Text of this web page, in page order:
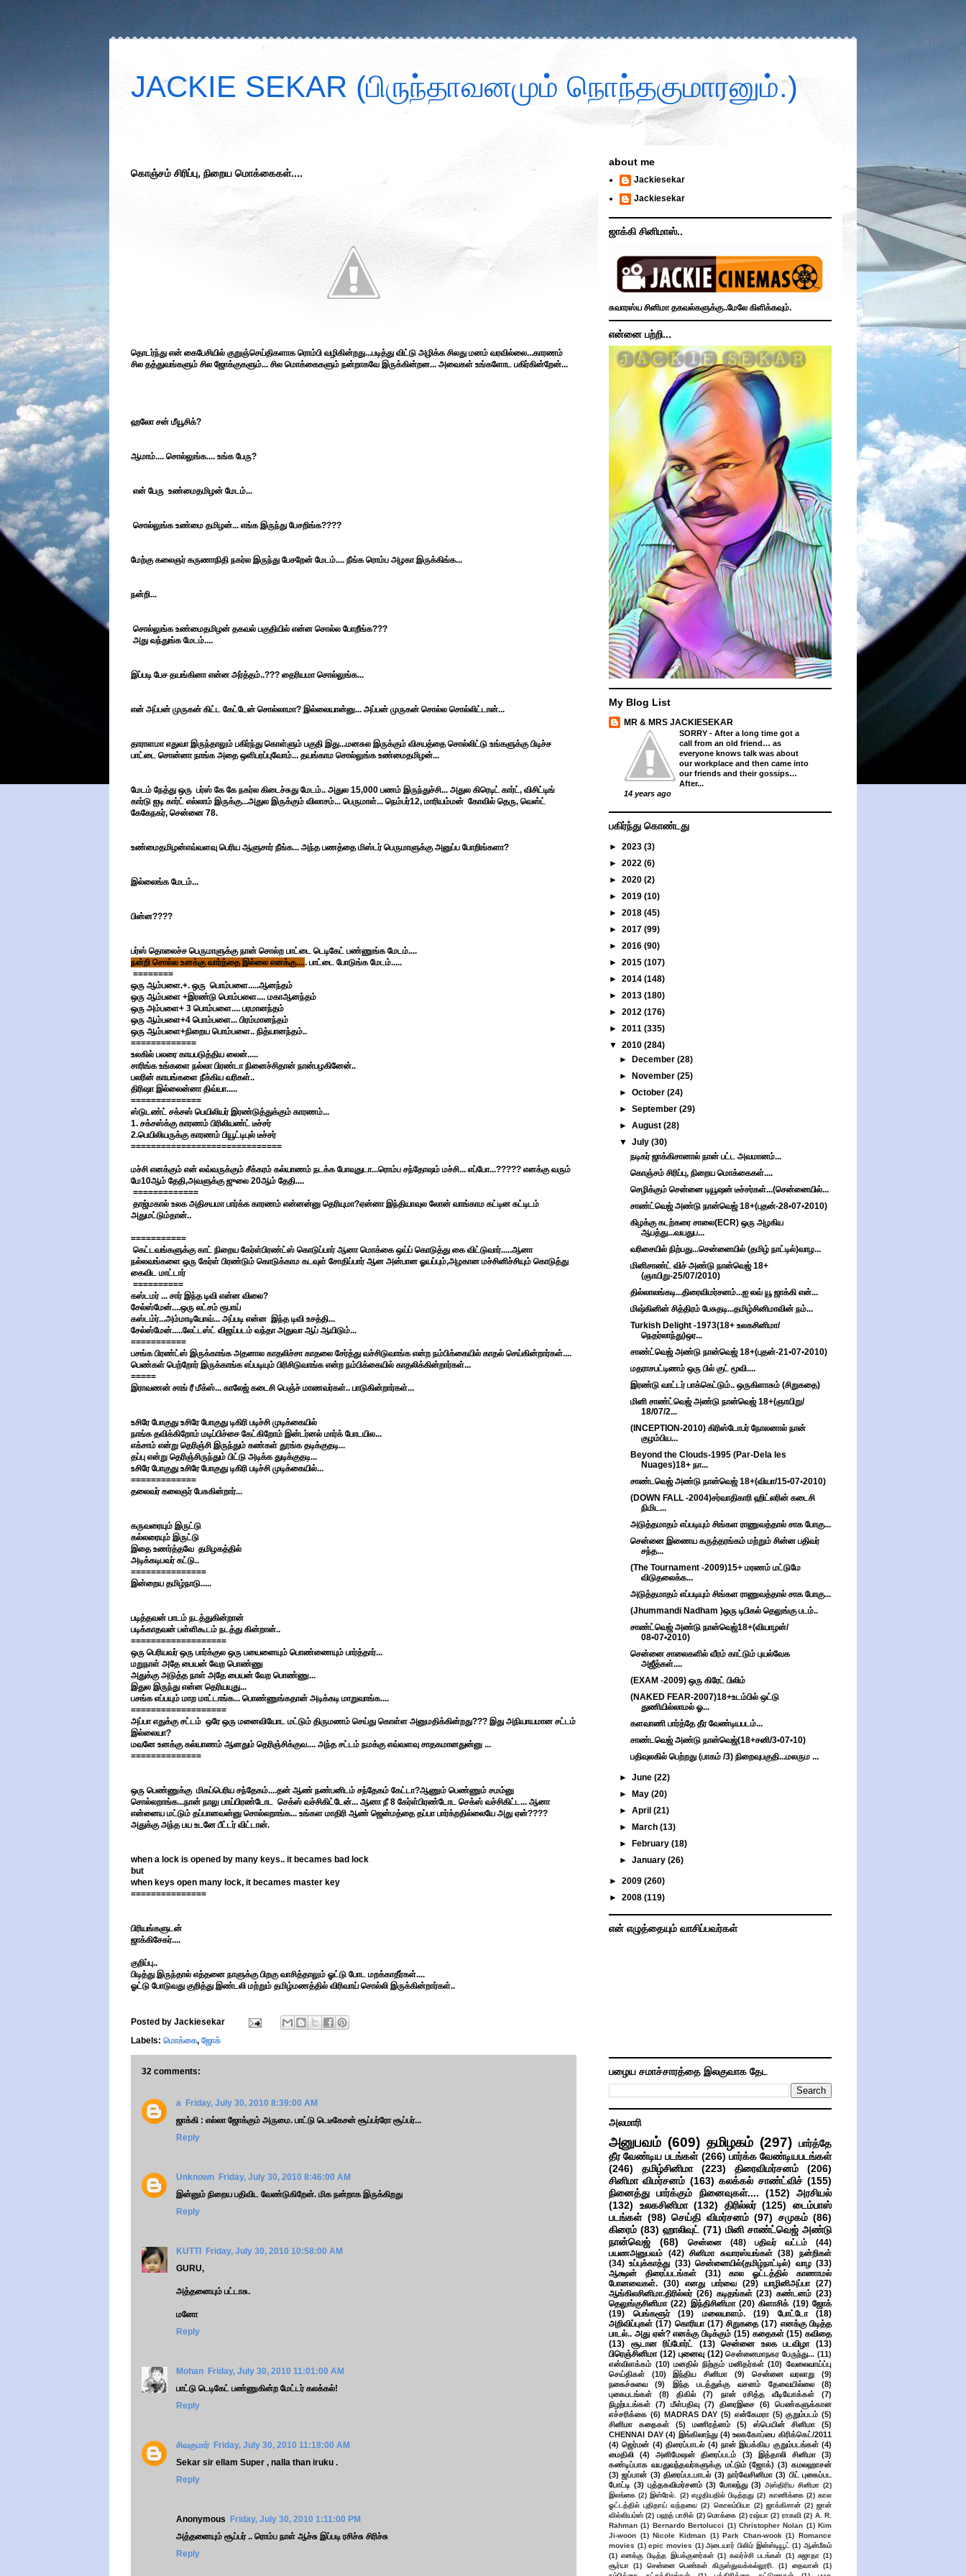
JACKIE SEKAR (பிருந்தாவனமும் நொந்தகுமாரனும்.)
கொஞ்சம் சிரிப்பு, நிறைய மொக்கைகள்....
தொடர்ந்து என் கைபேசியில் குறுஞ்செய்திகளாக ரொம்பி வழிகின்றது...படித்து விட்டு அழிக்க சிலது மனம் வரவில்லை...காரணம்
சில தத்துவங்களும் சில ஜோக்குகளும்... சில மொக்கைகளும் நன்றாகவே இருக்கின்றன... அவைகள் உங்களோட பகிர்கின்றேன்...
ஹலோ சன் மீயூசிக்?
ஆமாம்.... சொல்லுங்க.... உங்க பேரு?
என் பேரு உண்மைதமிழன் மேடம்...
சொல்லுங்க உண்மை தமிழன்... எங்க இருந்து பேசறிங்க????
மேற்கு கலைஞர் கருணாநிதி நகர்ல இருந்து பேசறேன் மேடம்.... நீங்க ரொம்ப அழகா இருக்கிங்க...
நன்றி...
சொல்லுங்க உண்மைதமிழன் தகவல் பகுதியில் என்ன சொல்ல போறீங்க???
அது வந்துங்க மேடம்....
இப்படி பேச தயங்கினா என்ன அர்த்தம்..??? தைரியமா சொல்லுங்க...
என் அப்பன் முருகன் கிட்ட கேட்டேன் சொல்லாமா? இல்லையான்னு... அப்பன் முருகன் சொல்ல சொல்லிட்டான்...
தாராளமா எதுவா இருந்தாலும் பகிர்ந்து கொள்ளும் பகுதி இது...மனசுல இருக்கும் விசயத்தை சொல்லிட்டு உங்களுக்கு பிடிச்ச
பாட்டை சொன்னா நாங்க அதை ஒளிபரப்புவோம்... தயங்காம சொல்லுங்க உண்மைதமிழன்...
மேடம் நேத்து ஒரு பர்ஸ் கே கே நகர்ல கிடைச்சுது மேடம்.. அதுல 15,000 பணம் இருந்துச்சி... அதுல கிரெடிட் கார்ட், விசிட்டிங்
கார்டு ஐடி கார்ட் எல்லாம் இருக்கு...அதுல இருக்கும் விலாசம்... பெருமாள்... நெம்பர்12, மாரியம்மன் கோவில் தெரு, வெஸ்ட்
கேகேநகர், சென்னை 78.
உண்மைதமிழன்எவ்வளவு பெரிய ஆளுசார் நீங்க... அந்த பணத்தை மிஸ்டர் பெருமாளுக்கு அனுப்ப போறிங்களா?
இல்லைங்க மேடம்...
பின்ன????
பர்ஸ் தொலைச்ச பெருமாளுக்கு நான் சொல்ற பாட்டை டெடிகேட் பண்ணுங்க மேடம்....
நன்றி சொல்ல உனக்கு வார்த்தை இல்லை எனக்கு..... பாட்டை போடுங்க மேடம்.....
========
ஒரு ஆம்பளை.+. ஒரு பொம்பளை.....ஆனந்தம்
ஒரு ஆம்பளை +இரண்டு பொம்பளை.... மகாஆனந்தம்
ஒரு அம்பளை+ 3 பொம்பளை.... பரமானந்தம்
ஒரு ஆம்பளை+4 பொம்பளை... பிரம்மானந்தம்
ஒரு ஆம்பளை+நிறைய பொம்பளை.. நித்யானந்தம்..
=============
உலகில் பலரை காயபடுத்திய லைன்.....
சாரிங்க உங்களை நல்லா பிரண்டா நினைச்சிதான் நான்பழகினேன்..
பலரின் காயங்களை நீக்கிய வரிகள்..
திரிஷா இல்லைன்னா திவ்யா.....
==============
ஸ்டுடண்ட் சக்சஸ் பெயிலியர் இரண்டுத்துக்கும் காரணம்...
1. சக்சஸ்க்கு காரணம் பிரிலியண்ட் டீச்சர்
2.பெயிலியருக்கு காரணம் பியூட்டிபுல் டீச்சர்
==============================
மச்சி எனக்கும் என் லவ்வருக்கும் சீக்கரம் கல்யாணம் நடக்க போவுதுடா...ரொம்ப சந்தோஷம் மச்சி... எப்போ...????? எனக்கு வரும்
மே10ஆம் தேதி,அவளுக்கு ஜுலை 20ஆம் தேதி....
=============
தாஜ்மகால் உலக அதிசயமா பார்க்க காரணம் என்னன்னு தெரியுமா?ஏன்னா இந்தியாவுல லோன் வாங்காம கட்டின கட்டிடம்
அதுமட்டும்தான்..
===========
கெட்டவங்களுக்கு காட் நிறைய கேர்ள்பிரண்ட்ஸ் கொடுப்பார் ஆனா மொக்கை ஒய்ப் கொடுத்து கை விட்டுவார்.....ஆனா
நல்லவங்களை ஒரு கேர்ள் பிரண்டும் கொடுக்காம கடவுள் சோதிப்பார் ஆன அன்பான ஓயப்பும்,அழகான மச்சினிச்சியும் கொடுத்து
கைவிட மாட்டார்
==========
கஸ்டமர் ... சார் இந்த டிவி என்ன விலை?
சேல்ஸ்மேன்....ஒரு லட்சம் ரூபாய்
கஸ்டம்ர்...அம்மாடியோவ்... அப்படி என்ன இந்த டிவி உசத்தி...
சேல்ஸ்மேன்.....லேட்டஸ்ட் விஜய்படம் வந்தா அதுவா ஆப் ஆயிடும்...
===========
பசங்க பிரண்ட்ஸ் இருக்காங்க அதனால காதலிச்சா காதலை சேர்த்து வச்சிடுவாங்க என்ற நம்பிக்கையில் காதல் செய்கின்றார்கள்....
பெண்கள் பெற்றோர் இருக்காங்க எப்படியும் பிரிசிடுவாங்க என்ற நம்பிக்கையில் காதலிக்கின்றார்கள்...
=====
இராவணன் சாங் ரீ மீக்ஸ்... காலேஜ் கடைசி பெஞ்ச் மாணவர்கள்.. பாடுகின்றார்கள்...
உசிரே போகுது உசிரே போகுது டிகிரி படிச்சி முடிக்கையில்
நாங்க தவிக்கிறோம் மடிப்பிச்சை கேட்கிறோம் இன்டர்னல் மார்க் போடயில...
எக்சாம் என்று தெரிஞ்சி இருந்தும் கண்கள் தூங்க தடிக்குதடி...
தப்பு என்று தெரிஞ்சிருந்தும் பிட்டு அடிக்க துடிக்குதடி...
உசிரே போகுது உசிரே போகுது டிகிரி படிச்சி முடிக்கையில்...
=============
தலைவர் கலைஞர் பேசுகின்றார்...
கருவரையும் இருட்டு
கல்லரையும் இருட்டு
இதை உணர்த்தவே தமிழகத்தில்
அடிக்கடிபவர் கட்டு..
===============
இன்றைய தமிழ்நாடு.....
படித்தவன் பாடம் நடத்துகின்றான்
படிக்காதவன் பள்ளிகூடம் நடத்து கின்றான்..
===================
ஒரு பெரியவர் ஒரு பார்க்குல ஒரு பயைனையும் பொண்ணையும் பார்த்தார்...
மறுநாள் அதே பையன் வேற பொண்ணு
அதுக்கு அடுத்த நாள் அதே பையன் வேற பொண்ணு...
இதுல இருந்து என்ன தெரியயுது...
பசங்க எப்பயும் மாற மாட்டாங்க... பொண்ணுங்கதான் அடிக்கடி மாறுவாங்க....
===================
அப்பா எதுக்கு சட்டம் ஒரே ஒரு மனைவியோட மட்டும் திருமணம் செய்து கொள்ள அனுமதிக்கின்றது??? இது அநியாயமான சட்டம்
இல்லையா?
மவனே உனக்கு கல்யாணம் ஆனதும் தெரிஞ்சிக்குவ.... அந்த சட்டம் நமக்கு எவ்வளவு சாதகமானதுன்னு ...
==============
ஒரு பெண்ணுக்கு மிகப்பெரிய சந்தேகம்....தன் ஆண் நண்பனிடம் சந்தேகம் கேட்டா?ஆணும் பெண்ணும் சமம்னு
சொல்லறாங்க...நான் நாலு பாய்பிரண்டோட செக்ஸ் வச்சிகிட்டேன்... ஆனா நீ 8 கேர்ள்பிரண்டோட செக்ஸ் வச்சிகிட்ட... ஆனா
என்னைய மட்டும் தப்பானவன்னு சொல்லறாங்க... உங்கள மாதிரி ஆண் ஜென்மத்தை தப்பா பார்க்றதில்லையே அது ஏன்????
அதுக்கு அந்த பய உடனே பீட்டர் விட்டான்.
when a lock is opened by many keys.. it becames bad lock
but
when keys open many lock, it becames master key
===============
பிரியங்களுடன்
ஜாக்கிசேகர்....
குறிப்பு..
பிடித்து இருந்தால் எத்தனை நாளுக்கு பிறகு வாசித்தாலும் ஓட்டு போட மறக்காதீர்கள்....
ஓட்டு போடுவது குறித்து இண்டலி மற்றும் தமிழ்மணத்தில் விரிவாய் சொல்லி இருக்கின்றார்கள்..
Posted by Jackiesekar
Labels: மொக்கை, ஜோக்
32 comments:
a Friday, July 30, 2010 8:39:00 AM
ஜாக்கி : எல்லா ஜோக்கும் அருமை. பாட்டு டெடீகேசன் சூப்பர்ரோ சூப்பர்...
Reply
Unknown Friday, July 30, 2010 8:46:00 AM
இன்னும் நிறைய பதிவிட வேண்டுகிறேன். மிக நன்றாக இருக்கிறது
Reply
KUTTI
Friday, July 30, 2010 10:58:00 AM
GURU,
அத்தனையும் பட்டாசு.
மனோ
Reply
Mohan Friday, July 30, 2010 11:01:00 AM
பாட்டு டெடிகேட் பண்ணுகின்ற மேட்டர் கலக்கல்!
Reply
சிவகுமார் Friday, July 30, 2010 11:18:00 AM
Sekar sir ellam Super , nalla than iruku .
Reply
Anonymous
Friday, July 30, 2010 1:11:00 PM
அத்தனையும் சூப்பர் .. ரொம்ப நாள் ஆச்சு இப்படி ரசிச்சு சிரிச்சு
Reply
about me
Jackiesekar
Jackiesekar
ஜாக்கி சினிமாஸ்..
சுவாரஸ்ய சினிமா தகவல்களுக்கு..மேலே கிளிக்கவும்.
என்னை பற்றி...
My Blog List
MR & MRS JACKIESEKAR
SORRY - After a long time got a
call from an old friend… as
everyone knows talk was about
our workplace and then came into
our friends and their gossips…
After...
14 years ago
பகிர்ந்து கொண்டது
► 2023 (3)
► 2022 (6)
► 2020 (2)
► 2019 (10)
► 2018 (45)
► 2017 (99)
► 2016 (90)
► 2015 (107)
► 2014 (148)
► 2013 (180)
► 2012 (176)
► 2011 (335)
▼ 2010 (284)
►
December(28)
►
November(25)
►October(24)
►September(29)
►August(28)
▼July(30)
நடிகர் ஜாக்கிசானால் நான் பட்ட அவமானம்...
கொஞ்சம் சிரிப்பு, நிறைய மொக்கைகள்....
செழிக்கும் சென்னை டியூஷன் டீச்சர்கள்...(சென்னையில்...
சாண்ட்வெஜ் அண்டு நான்வெஜ் 18+(புதன்-28•07•2010)
கிழக்கு கடற்கரை சாலை(ECR) ஒரு அழகிய
ஆபத்து...வயதுப...
வரிசையில் நிற்பது...சென்னையில் (தமிழ் நாட்டில்)வாழ...
மினிசாண்ட் விச் அண்டு நான்வெஜ் 18+
(ஞாயிறு-25/07/2010)
தில்லாலங்கடி...திரைவிமர்சனம்...ஐ லவ் யூ ஜாக்கி என்...
மிஷ்கினின் சித்திரம் பேசுதடி...தமிழ்சினிமாவின் நம்...
Turkish Delight -1973(18+ உலகசினிமா/
நெதர்லாந்து)ஒர...
சாண்ட்வெஜ் அண்டு நான்வெஜ் 18+(புதன்-21•07•2010)
மதராசபட்டிணம் ஒரு பில் குட் மூவி....
இரண்டு வாட்டர் பாக்கெட்டும்.. ஒருகிளாசும் (சிறுகதை)
மினி சாண்ட்வெஜ் அண்டு நான்வெஜ் 18+(ஞாயிறு/
18/07/2...
(INCEPTION-2010) கிரிஸ்டோபர் நோலனால் நான்
குழம்பிய...
Beyond the Clouds-1995 (Par-Dela les
Nuages)18+ நா...
சாண்டவெஜ் அண்டு நான்வெஜ் 18+(வியா/15•07•2010)
(DOWN FALL -2004)சர்வாதிகாரி ஹிட்லரின் கடைசி
நிமிட...
அடுத்தமாதம் எப்படியும் சிங்கள ராணுவத்தால் சாக போகு...
சென்னை இணைய கருத்தரங்கம் மற்றும் சின்ன பதிவர்
சந்த...
(The Tournament -2009)15+ மரணம் மட்டுமே
விடுதலைக்க...
அடுத்தமாதம் எப்படியும் சிங்கள ராணுவத்தால் சாக போகு...
(Jhummandi Nadham )ஒரு டிபிகல் தெலுங்கு படம்..
சாண்ட்வெஜ் அண்டு நான்வெஜ்18+(வியாழன்/
08•07•2010)
சென்னை சாலைகளில் வீரம் காட்டும் புயல்வேக
அஜீத்கள்....
(EXAM -2009) ஒரு கிரேட் பிலிம்
(NAKED FEAR-2007)18+உடம்பில் ஒட்டு
துணியில்லாமல் ஓ...
களவாணி பார்த்தே தீர வேண்டியபடம்...
சாண்டவெஜ் அண்டு நான்வெஜ்(18+சனி/3•07•10)
பதிவுலகில் பெற்றது (பாகம் /3) நிறைவுபகுதி...மலரும ...
►June(22)
►
May(20)
►April(21)
►
March(13)
►
February(18)
►January(26)
► 2009 (260)
► 2008 (119)
என் எழுத்தையும் வாசிப்பவர்கள்
பழைய சமாச்சாரத்தை இலகுவாக தேட
அலமாரி
அனுபவம் (609) தமிழகம் (297) பார்த்தே
தீர வேண்டிய படங்கள் (266) பார்க்க வேண்டியபடங்கள்
(246)
தமிழ்சினிமா (223) திரைவிமர்சனம்
(206)
சினிமா விமர்சனம் (163) கலக்கல் சாண்ட்விச் (155)
நினைத்து பார்க்கும் நினைவுகள்....
(152)
அரசியல்
(132)
உலகசினிமா (132) திரில்லர் (125)
டைம்பாஸ்
படங்கள் (98) செய்தி விமர்சனம் (97) சமுகம் (86)
கிரைம் (83) ஹாலிவுட் (71) மினி சாண்ட்வெஜ் அண்டு
நான்வெஜ்
(68) சென்னை (48) பதிவர் வட்டம்
(44)
பயணஅனுபவம் (42) சினிமா சுவாரஸ்யங்கள் (38) நன்றிகள்
(34) உப்புக்காத்து (33) சென்னையில்(தமிழ்நாட்டில்) வாழ (33)
ஆக்ஷன் திரைப்படங்கள்
(31)
கால ஓட்டத்தில் காணாமல்
போனவைகள். (30) எனது பார்வை (29) யாழினிஅப்பா (27)
ஆங்கிலசினிமா.திரில்லர் (26) கடிதங்கள் (23) கண்டனம் (23)
தெலுங்குசினிமா (22) இந்திசினிமா (20) கிளாசிக் (19) ஜோக்
(19)
பெங்களூர் (19) மலையாளம். (19) போட்டோ
(18)
அறிவிப்புகள் (17) கொரியா (17) சிறுகதை (17) எனக்கு பிடித்த
பாடல்.. அது ஏன்? எனக்கு பிடிக்கும் (15) கதைகள் (15) கவிதை
(13)
சூடான ரிப்போர்ட் (13) சென்னை உலக படவிழா
(13)
பிரெஞ்சினிமா (12) புனைவு (12) சென்னைமாநகர பேருந்து... (11)
என்விளக்கம் (10) மனதில் நிற்கும் மனிதர்கள் (10) வேலைவாய்ப்பு
செய்திகள்
(10) இந்திய சினிமா (9) சென்னை வரலாறு
(9)
நகைச்சுவை
(9) இந்த படத்துக்கு வசனம் தேவையில்லை
(8)
புகைபடங்கள்
(8) திகில் (7) நான் ரசித்த வீடியோக்கள்
(7)
நிழற்படங்கள் (7) மீள்பதிவு (7) திரைஇசை (6)
பெண்களுக்கான
எச்சரிக்கை (6) MADRAS DAY (5) என்கேமரா (5) குறும்படம் (5)
சினிமா கதைகள்
(5) மணிரத்னம் (5) ஸ்பெயின் சினிமா
(5)
CHENNAI DAY (4) இங்கிலாந்து (4) உலககோப்பை கிரிக்கெட்/2011
(4) ஜெர்மன் (4) திரைப்பாடல் (4) நான் இயக்கிய குறும்படங்கள் (4)
மைதிலி
(4) அனிமேஷன் திரைப்படம் (3) இத்தாலி சினிமா
(3)
கண்டிப்பாக வயதுவந்தவர்களுக்கு மட்டும் (ஜோக்) (3) கமலஹாசன்
(3) ஜப்பான் (3) திரைப்படபாடல் (3) நார்வேசினிமா (3) பிட் புகைப்பட
போட்டி (3) புத்தகவிமர்சனம் (3) போலந்து (3) அஸ்திரிய சினிமா (2)
இலங்கை (2) இஸ்ரேல். (2) எழுதியதில் பிடித்தது (2) காணிக்கை (2) கால
ஓட்டத்தில் புதிதாய் வந்தவை (2) கொலம்பியா (2) ஜாக்கிசான் (2) ஜான்
வில்லியம்ஸ் (2) பஹத் பாசில் (2) மொக்கை (2) ரஷ்யா (2) ராகவி (2) A. R.
Rahman (1) Bernardo Bertolucci (1) Christopher Nolan (1) Kim
Ji-woon (1) Nicole Kidman (1) Park Chan-wook (1) Romance
movies (1) epic movies (1) அடையார் பிலிம் இன்ஸ்டியூட் (1) ஆன்மீகம்
(1) எனக்கு பிடித்த இயக்குனர்கள் (1) கவர்ச்சி படங்கள் (1) சுஜாதா (1)
சூர்யா (1) சென்னை பெண்கள் கிருஸ்துவக்கல்லூரி. (1) தைவான் (1)